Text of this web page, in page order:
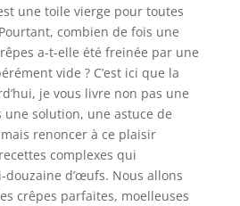
une toile vierge pour toutes
combien de fois une
a-t-elle été freinée par une
vide ? C’est ici que la
je vous livre non pas une
solution, une astuce de
renoncer à ce plaisir
complexes qui
d’œufs. Nous allons
crêpes parfaites, moelleuses